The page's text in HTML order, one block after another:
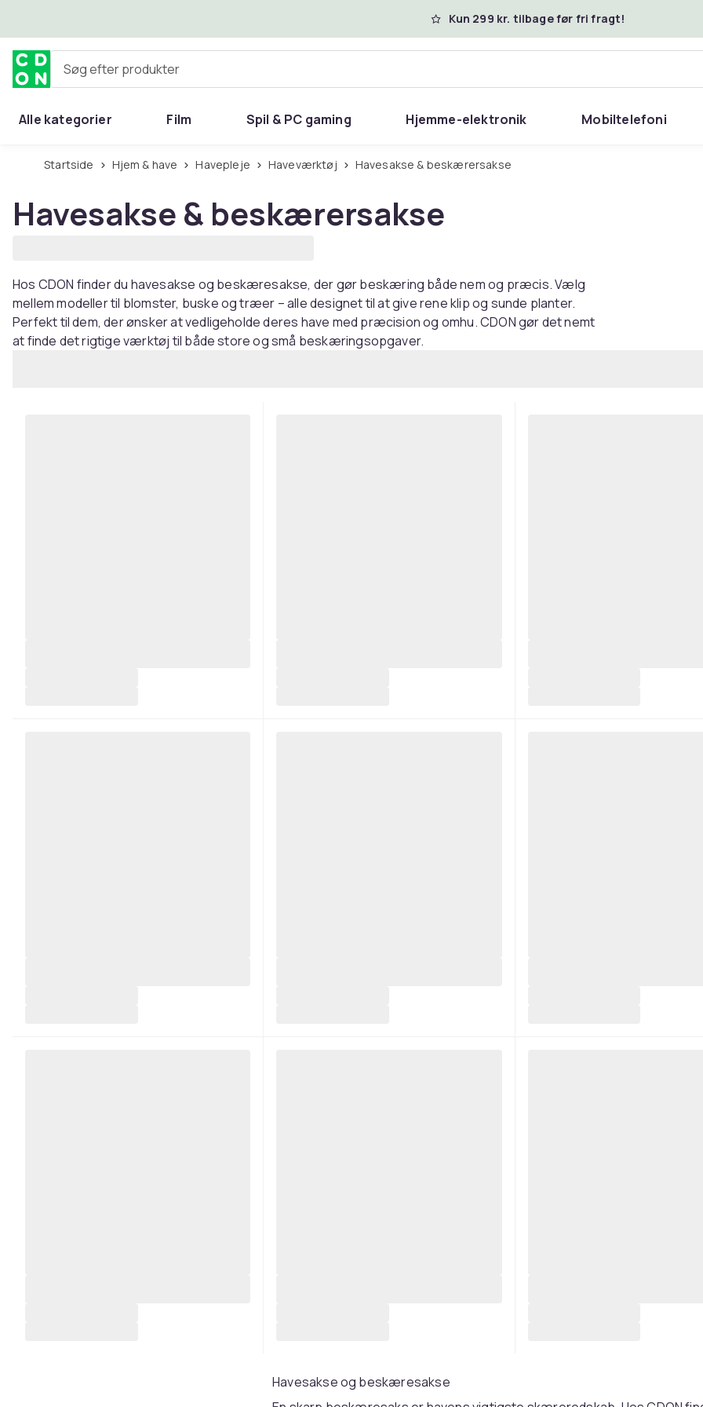
Kun 299 kr. tilbage før fri fragt!
Søg efter produkter
Alle kategorier Film Spil & PC gaming Hjemme-elektronik Mobiltelefoni
Hjem & have
Startside Hjem & have Havepleje Haveværktøj Havesakse & beskærersakse
Havesakse & beskærersakse
Hos CDON finder du havesakse og beskæresakse, der gør beskæring både nem og præcis. Vælg
mellem modeller til blomster, buske og træer – alle designet til at give rene klip og sunde planter.
Perfekt til dem, der ønsker at vedligeholde deres have med præcision og omhu. CDON gør det nemt
at finde det rigtige værktøj til både store og små beskæringsopgaver.
Havesakse og beskæresakse